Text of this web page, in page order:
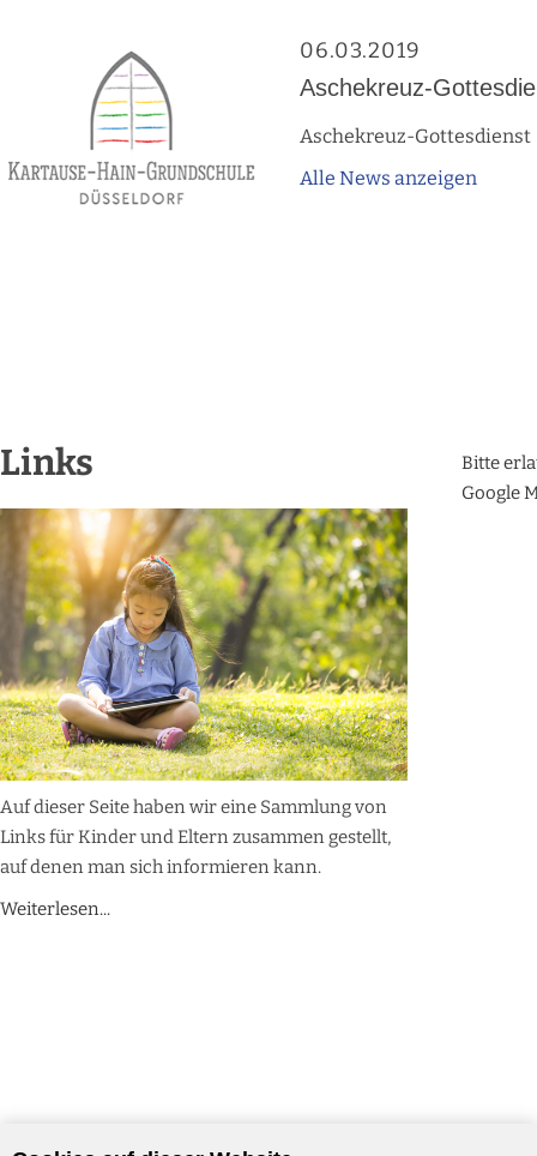
06.03.2019
Aschekreuz-
Aschekreuz-Gottesdienst
Alle News anzeigen
Links
Auf dieser Seite haben wir eine Sammlung von
Links für Kinder und Eltern zusammen gestellt,
auf denen man sich informieren kann.
Weiterlesen...
Bitte
Google